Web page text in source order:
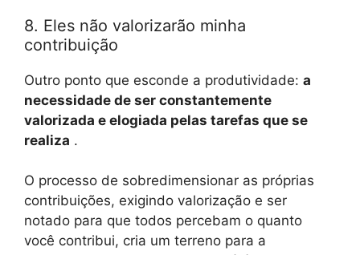
8. Eles não valorizarão minha
contribuição
Outro ponto que esconde a produtividade: a
necessidade de ser constantemente
valorizada e elogiada pelas tarefas que se
realiza .
O processo de sobredimensionar as próprias
contribuições, exigindo valorização e ser
notado para que todos percebam o quanto
você contribui, cria um terreno para a